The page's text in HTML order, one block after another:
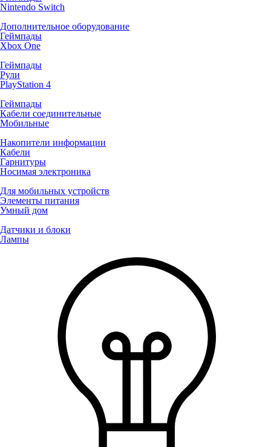
Nintendo Switch
Дополнительное оборудование
Геймпады
Xbox One
Геймпады
Рули
PlayStation 4
Геймпады
Кабели соединительные
Мобильные
Накопители информации
Кабели
Гарнитуры
Носимая электроника
Для мобильных устройств
Элементы питания
Умный дом
Датчики и блоки
Лампы